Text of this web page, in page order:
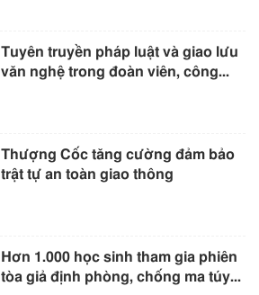
Tuyên truyền pháp luật và giao lưu
văn nghệ trong đoàn viên, công...
Thượng Cốc tăng cường đảm bảo
trật tự an toàn giao thông
Hơn 1.000 học sinh tham gia phiên
tòa giả định phòng, chống ma túy...